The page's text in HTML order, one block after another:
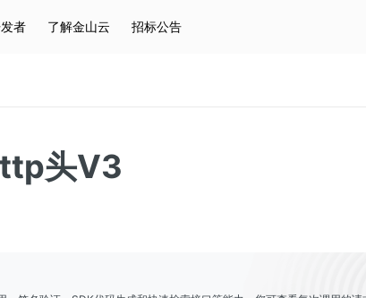
者 了解金山云 招标公告
头V3